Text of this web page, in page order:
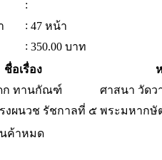
:
: 47 หน้า
: 350.00 บาท
ชื่อเรื่อง
ก ทานกัณฑ์
ศาสนา วัดว
งผนวช รัชกาลที่ ๕ พระมหากษั
ค้าหมด